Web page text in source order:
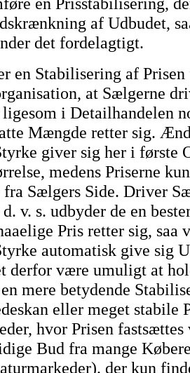
af Udbudet,
det fordelagtigt.
en Stabilisering af
at Sælgerne
i Detailhandelen
Mængde retter sig.
giver sig her i første
medens Priserne
Sælgers Side. Driver
v. s. udbyder de en
Pris retter sig, saa
automatisk give sig
derfor være umuligt at
mere betydende
eller meget stabile
hvor Prisen
Bud fra mange
der kun